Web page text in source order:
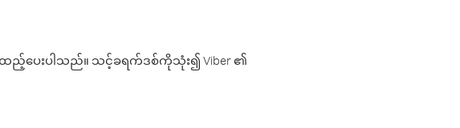
ပေးပါသည်။ သင့်ခရက်ဒစ်ကိုသုံး၍ Viber ၏